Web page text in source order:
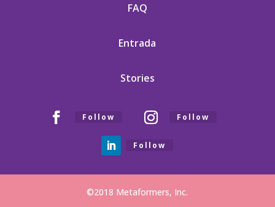
FAQ
Entrada
Stories
Follow Follow
Follow
©2018 Metaformers, Inc.